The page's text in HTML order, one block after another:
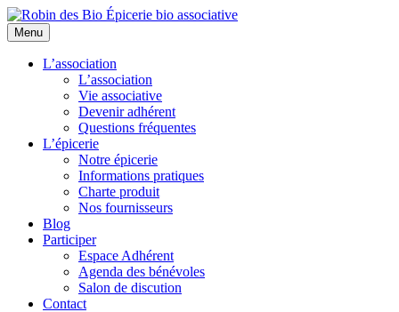
Menu
L’association
L’association
Vie associative
Devenir adhérent
Questions fréquentes
L’épicerie
Notre épicerie
Informations pratiques
Charte produit
Nos fournisseurs
Blog
Participer
Espace Adhérent
Agenda des bénévoles
Salon de discution
Contact